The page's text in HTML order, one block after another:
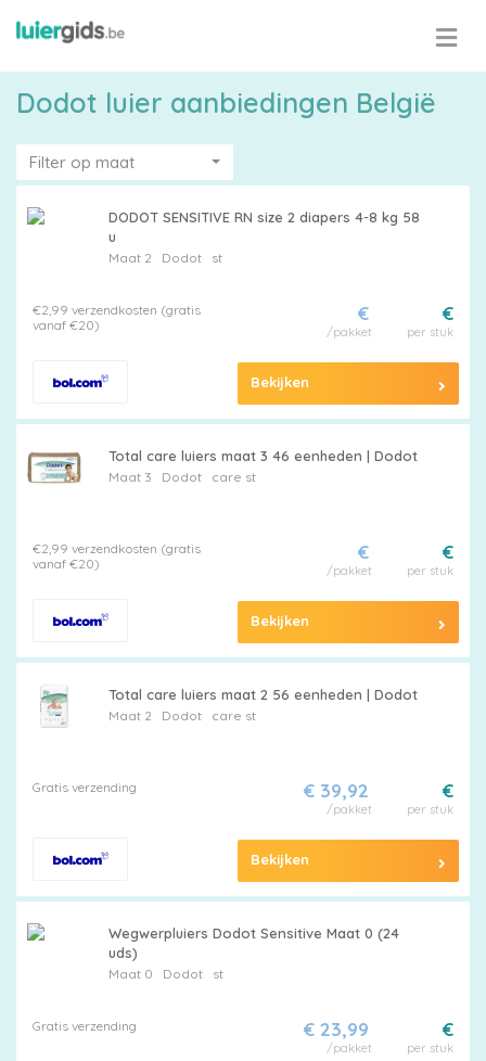
Kies
je
maat
Extra
Dodot luier aanbiedingen België
Filter op maat
DODOT SENSITIVE RN size 2 diapers 4-8 kg 58
u
Maat 2 Dodotst
€2,99 verzendkosten (gratis
vanaf €20)
€
per stuk
€
/pakket
Bekijken
Total care luiers maat 3 46 eenheden | Dodot
Maat 3 Dodotcare st
€2,99 verzendkosten (gratis
vanaf €20)
€
per stuk
€
/pakket
Bekijken
Total care luiers maat 2 56 eenheden | Dodot
Maat 2 Dodotcare st
Gratis verzending €
per stuk
€ 39,92
/pakket
Bekijken
Wegwerpluiers Dodot Sensitive Maat 0 (24
uds)
Maat 0 Dodotst
Gratis verzending €
per stuk
€ 23,99
/pakket